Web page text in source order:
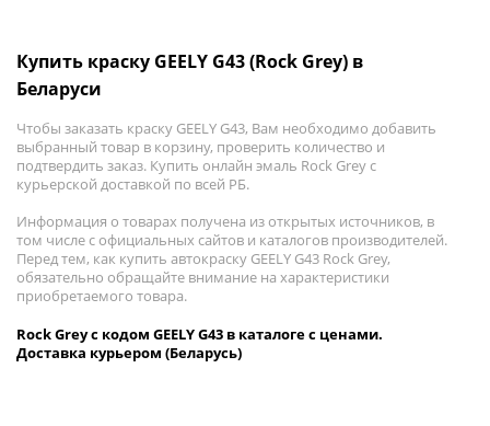
Купить краску GEELY G43 (Rock Grey) в
Беларуси
Чтобы заказать краску GEELY G43, Вам необходимо добавить
выбранный товар в корзину, проверить количество и
подтвердить заказ. Купить онлайн эмаль Rock Grey с
курьерской доставкой по всей РБ.
Информация о товарах получена из открытых источников, в
том числе с официальных сайтов и каталогов производителей.
Перед тем, как купить автокраску GEELY G43 Rock Grey,
обязательно обращайте внимание на характеристики
приобретаемого товара.
Rock Grey с кодом GEELY G43 в каталоге с ценами.
Доставка курьером (Беларусь)